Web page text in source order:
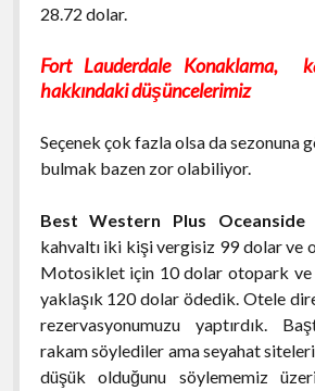
28.72 dolar.
Fort Lauderdale Konaklama,
hakkındaki düşüncelerimiz
Seçenek çok fazla olsa da sezonuna
bulmak bazen zor olabiliyor.
Best Western Plus Oceanside
kahvaltı iki kişi vergisiz 99 dolar ve
Motosiklet için 10 dolar otopark ve
yaklaşık 120 dolar ödedik. Otele
rezervasyonumuzu yaptırdık.
rakam söylediler ama seyahat
düşük olduğunu söylememiz